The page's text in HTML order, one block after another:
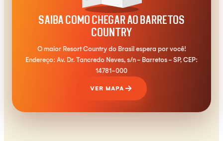
Saiba como chegar ao Barretos
Country
O maior Resort Country do Brasil espera por você!
Endereço: Av. Dr. Tancredo Neves, s/n - Barretos - SP, CEP:
14781-000
VER MAPA